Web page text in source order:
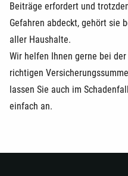
Beiträge erfordert und
Gefahren abdeckt, gehört sie
aller Haushalte.
Wir helfen Ihnen gerne bei
richtigen
lassen Sie auch im
einfach an.